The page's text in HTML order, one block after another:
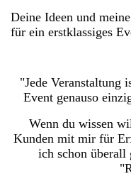
Deine Ideen und
für ein erstklassiges
"Jede Veranstaltung
Event genauso
Wenn du wissen
Kunden mit mir für
ich schon überall